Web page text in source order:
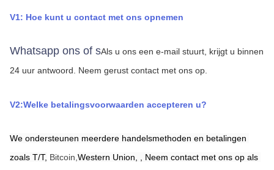
V1: Hoe kunt u contact met ons opnemen
Whatsapp ons of sAls u ons een e-mail stuurt, krijgt u binnen
24 uur antwoord.
Neem gerust contact met ons op.
V2:Welke betalingsvoorwaarden accepteren u?
We ondersteunen meerdere handelsmethoden en betalingen
zoals T/T, Bitcoin, Western Union,
Neem contact met ons op als